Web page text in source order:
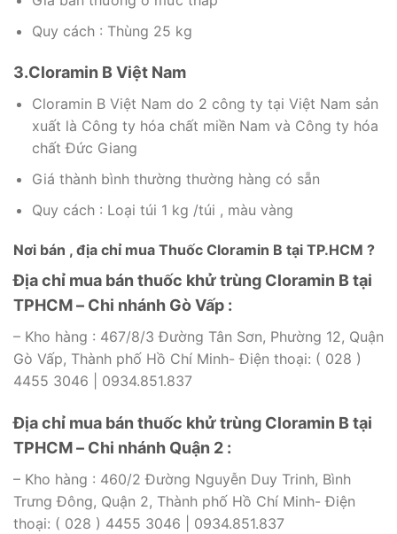
Quy cách : Thùng 25 kg
3.Cloramin B Việt Nam
Cloramin B Việt Nam do 2 công ty tại Việt Nam sản
xuất là Công ty hóa chất miền Nam và Công ty hóa
chất Đức Giang
Giá thành bình thường thường hàng có sẵn
Quy cách : Loại túi 1 kg /túi , màu vàng
Nơi bán , địa chỉ mua Thuốc Cloramin B tại TP.HCM ?
Địa chỉ mua bán thuốc khử trùng Cloramin B tại
TPHCM – Chi nhánh Gò Vấp :
– Kho hàng : 467/8/3 Đường Tân Sơn, Phường 12, Quận
Gò Vấp, Thành phố Hồ Chí Minh- Điện thoại: ( 028 )
4455 3046 | 0934.851.837
Địa chỉ mua bán thuốc khử trùng Cloramin B tại
TPHCM – Chi nhánh Quận 2 :
– Kho hàng : 460/2 Đường Nguyễn Duy Trinh, Bình
Trưng Đông, Quận 2, Thành phố Hồ Chí Minh- Điện
thoại: ( 028 ) 4455 3046 | 0934.851.837